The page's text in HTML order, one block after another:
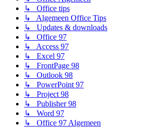
↳ Office tips
↳ Algemeen Office Tips
↳ Updates & downloads
↳ Office 97
↳ Access 97
↳ Excel 97
↳ FrontPage 98
↳ Outlook 98
↳ PowerPoint 97
↳ Project 98
↳ Publisher 98
↳ Word 97
↳ Office 97 Algemeen